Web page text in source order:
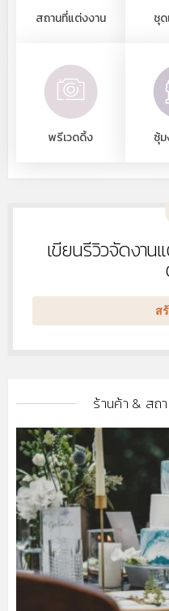
สถานที่แต่งงาน ชุ
พรีเวดดิ้ง ซุ้
หัวข้อ
ใหม่เขียนรีวิวจัดงาน
ส
ร้านค้า & สถ